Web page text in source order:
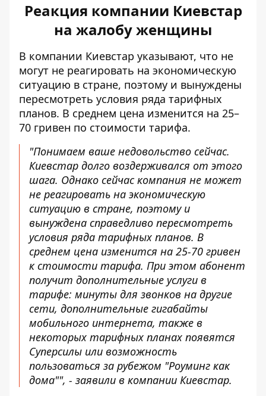
Реакция компании Киевстар
на жалобу женщины
В компании Киевстар указывают, что не
могут не реагировать на экономическую
ситуацию в стране, поэтому и вынуждены
пересмотреть условия ряда тарифных
планов. В среднем цена изменится на 25–
70 гривен по стоимости тарифа.
"Понимаем ваше недовольство сейчас.
Киевстар долго воздерживался от этого
шага. Однако сейчас компания не может
не реагировать на экономическую
ситуацию в стране, поэтому и
вынуждена справедливо пересмотреть
условия ряда тарифных планов. В
среднем цена изменится на 25-70 гривен
к стоимости тарифа. При этом абонент
получит дополнительные услуги в
тарифе: минуты для звонков на другие
сети, дополнительные гигабайты
мобильного интернета, также в
некоторых тарифных планах появятся
Суперсилы или возможность
пользоваться за рубежом "Роуминг как
дома"", - заявили в компании Киевстар.